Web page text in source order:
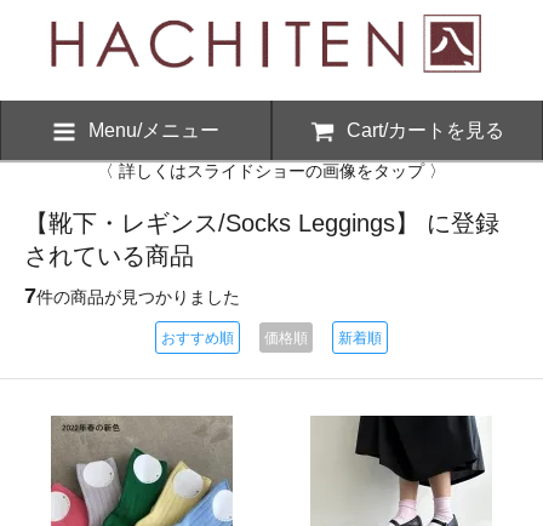
Menu/メニュー Cart/カートを見る
〈 詳しくはスライドショーの画像をタップ 〉
【靴下・レギンス/Socks Leggings】 に登録
されている商品
7件の商品が見つかりました
おすすめ順 価格順 新着順